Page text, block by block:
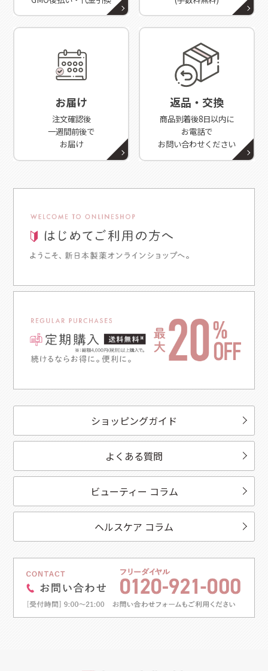
お届け
注文確認後
一週間前後で
お届け
返品・交換
商品到着後8日以内に
お電話で
お問い合わせください
ショッピングガイド
よくある質問
ビューティー コラム
ヘルスケア コラム